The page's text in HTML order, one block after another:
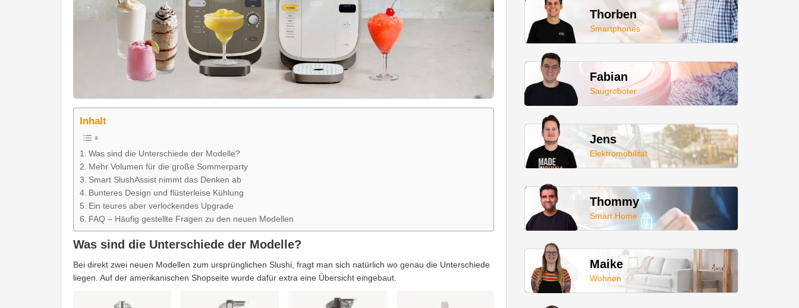
Inhalt
Was sind die Unterschiede der Modelle?
Mehr Volumen für die große Sommerparty
Smart SlushAssist nimmt das Denken ab
Bunteres Design und flüsterleise Kühlung
Ein teures aber verlockendes Upgrade
FAQ – Häufig gestellte Fragen zu den neuen Modellen
Was sind die Unterschiede der Modelle?
Bei direkt zwei neuen Modellen zum ursprünglichen Slushi, fragt man sich natürlich wo genau die Unterschiede
liegen. Auf der amerikanischen Shopseite wurde dafür extra eine Übersicht eingebaut.
Thorben
Smartphones
Fabian
Saugroboter
Jens
Elektromobilität
Thommy
Smart Home
Maike
Wohnen